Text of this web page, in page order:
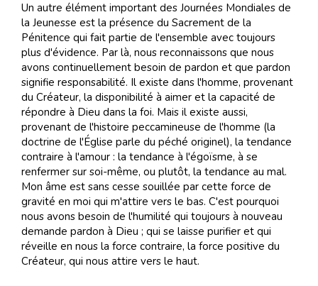
Un autre élément important des Journées Mondiales de
la Jeunesse est la présence du Sacrement de la
Pénitence qui fait partie de l'ensemble avec toujours
plus d'évidence. Par là, nous reconnaissons que nous
avons continuellement besoin de pardon et que pardon
signifie responsabilité. Il existe dans l'homme, provenant
du Créateur, la disponibilité à aimer et la capacité de
répondre à Dieu dans la foi. Mais il existe aussi,
provenant de l'histoire peccamineuse de l'homme (la
doctrine de l'Église parle du péché originel), la tendance
contraire à l'amour : la tendance à l'égoïsme, à se
renfermer sur soi-même, ou plutôt, la tendance au mal.
Mon âme est sans cesse souillée par cette force de
gravité en moi qui m'attire vers le bas. C'est pourquoi
nous avons besoin de l'humilité qui toujours à nouveau
demande pardon à Dieu ; qui se laisse purifier et qui
réveille en nous la force contraire, la force positive du
Créateur, qui nous attire vers le haut.